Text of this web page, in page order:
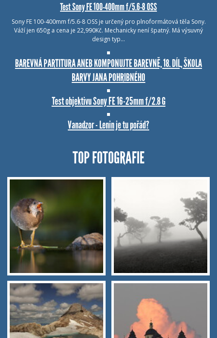
Test Sony FE 100-400mm f/5.6-8 OSS
Sony FE 100-400mm f/5.6-8 OSS je určený pro plnoformátová těla Sony.
Váží jen 650g a cena je 22,990Kč. Mechanicky není špatný. Má výsuvný
design typ…
BAREVNÁ PARTITURA ANEB KOMPONUJTE BAREVNĚ, 18. DÍL, ŠKOLA
BARVY JANA POHRIBNÉHO
Test objektivu Sony FE 16-25mm f/2.8 G
Vanadzor - Lenin je tu pořád?
TOP FOTOGRAFIE